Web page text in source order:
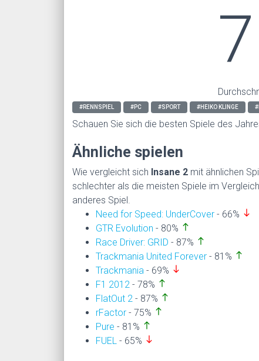
#RENNSPIEL #PC #SPORT #HEIKO KLINGE
Schauen Sie sich die besten Spiele des
Ähnliche spielen
Wie vergleicht sich Insane 2 mit ähnlichen
schlechter als die meisten Spiele im
anderes Spiel.
Need for Speed: UnderCover - 66% south
GTR Evolution - 80% north
Race Driver: GRID - 87% north
Trackmania United Forever - 81% north
Trackmania - 69% south
F1 2012 - 78% north
FlatOut 2 - 87% north
rFactor - 75% north
Pure - 81% north
FUEL - 65% south